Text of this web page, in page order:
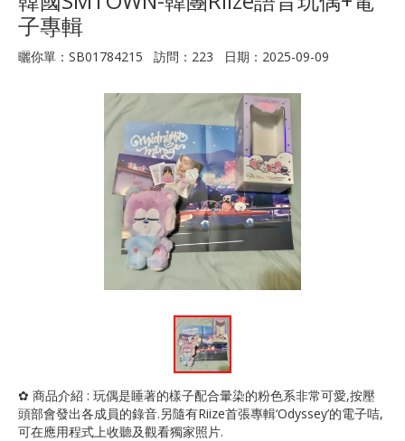
子專輯
曬你單：SB01784215 訪問：223 日期：2025-09-09
✿ 商品介紹 : 玩偶是睡著的樣子配合暈染的粉色系非常可愛,按壓
頭部會發出各成員的錄音.另隨有Riize首張專輯‘Odyssey’的電子咭,
可在應用程式上收聽及觀看獨家照片.